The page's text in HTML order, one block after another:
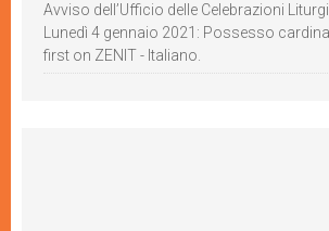
Avviso dell’Ufficio delle Celebrazioni
Lunedì 4 gennaio 2021: Possesso
first on ZENIT - Italiano.